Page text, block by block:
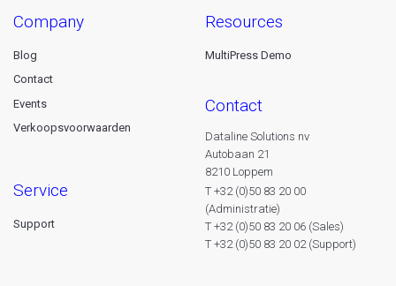
company
Blog
Contact
Events
Verkoopsvoorwaarden
service
Support
resources
MultiPress Demo
contact
Dataline Solutions nv
Autobaan 21
8210 Loppem
T +32 (0)50 83 20 00
(Administratie)
T +32 (0)50 83 20 06 (Sales)
T +32 (0)50 83 20 02 (Support)